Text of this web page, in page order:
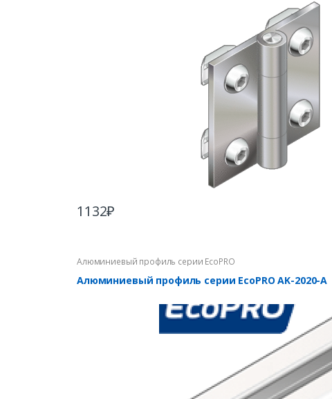
1132₽
Алюминиевый профиль серии EcoPRO
Алюминиевый профиль серии EcoPRO AK-2020-A